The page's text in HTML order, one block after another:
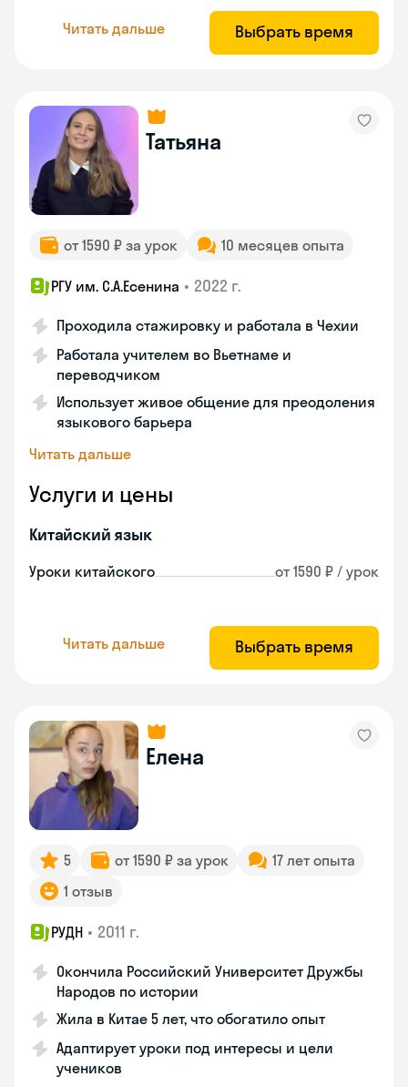
Читать дальше Выбрать время
Татьяна
от 1590 ₽ за урок 10 месяцев опыта
РГУ им. С.А.Есенина • 2022 г.
Проходила стажировку и работала в Чехии
Работала учителем во Вьетнаме и
переводчиком
Использует живое общение для преодоления
языкового барьера
Читать дальше
Услуги и цены
Китайский язык
Уроки китайского от 1590 ₽ / урок
Читать дальше Выбрать время
Елена
5 от 1590 ₽ за урок
17 лет опыта
1 отзыв
РУДН • 2011 г.
Окончила Российский Университет Дружбы
Народов по истории
Жила в Китае 5 лет, что обогатило опыт
Адаптирует уроки под интересы и цели
учеников